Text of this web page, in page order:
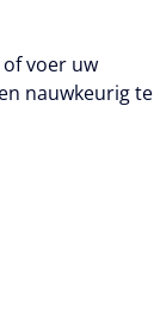
voer uw
nauwkeurig te